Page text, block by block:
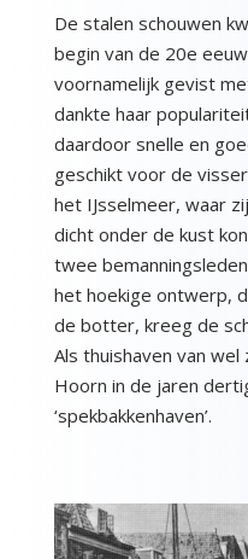
De stalen schouwen
begin van de 20e
voornamelijk gevist
dankte haar
daardoor snelle en
geschikt voor de
het IJsselmeer, waar
dicht onder de kust
twee
het hoekige ontwerp,
de botter, kreeg de
Als thuishaven van
Hoorn in de jaren
‘spekbakkenhaven’.